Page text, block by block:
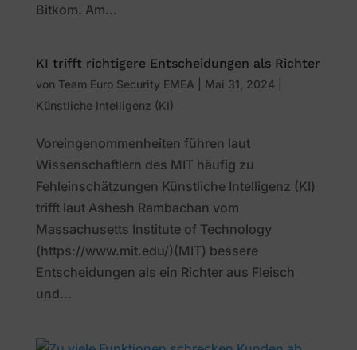
Bitkom. Am...
KI trifft richtigere Entscheidungen als Richter
von Team Euro Security EMEA Mai 31, 2024
Künstliche Intelligenz (KI)
Voreingenommenheiten führen laut
Wissenschaftlern des MIT häufig zu
Fehleinschätzungen Künstliche Intelligenz (KI)
trifft laut Ashesh Rambachan vom
Massachusetts Institute of Technology
(https://www.mit.edu/)(MIT) bessere
Entscheidungen als ein Richter aus Fleisch
und...